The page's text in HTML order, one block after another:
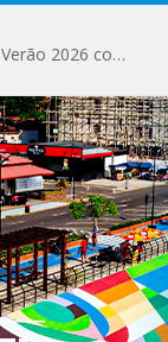
Milhares de fiéis tomam as ruas de São Miguel do Guamá em uma grande celebração de fé na Marcha para Jesus 2026.